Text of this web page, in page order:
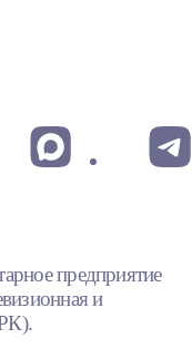
предприятие
и